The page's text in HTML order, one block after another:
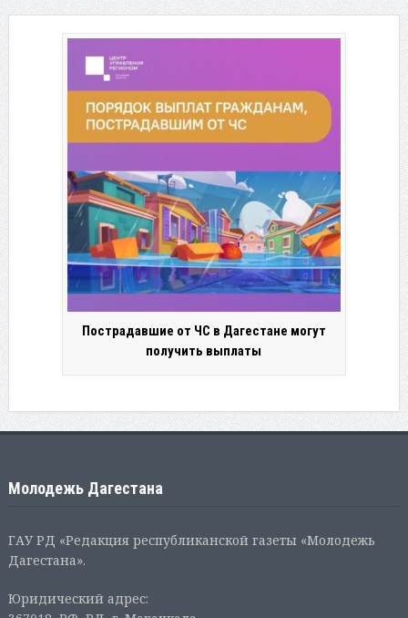
Пострадавшие от ЧС в Дагестане могут
получить выплаты
Молодежь Дагестана
ГАУ РД «Редакция республиканской газеты «Молодежь
Дагестана».
Юридический адрес: